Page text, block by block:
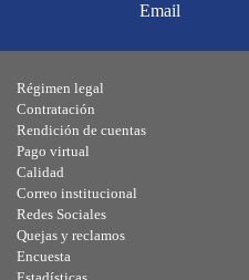
Email
Régimen legal
Contratación
Rendición de cuentas
Pago virtual
Calidad
Correo institucional
Redes Sociales
Quejas y reclamos
Encuesta